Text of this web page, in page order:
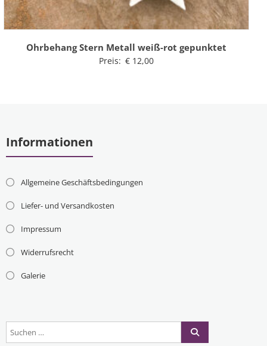
Ohrbehang Stern Metall weiß-rot gepunktet
Preis: €12,00
Informationen
Allgemeine Geschäftsbedingungen
Liefer- und Versandkosten
Impressum
Widerrufsrecht
Galerie